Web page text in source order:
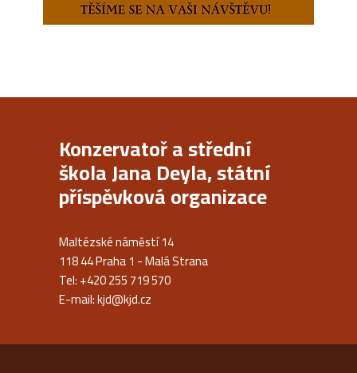
Konzervatoř a střední
škola Jana Deyla, státní
příspěvková organizace
Maltézské náměstí 14
118 44 Praha 1 - Malá Strana
Tel: +420 255 719 570
E-mail:kjd@kjd.cz